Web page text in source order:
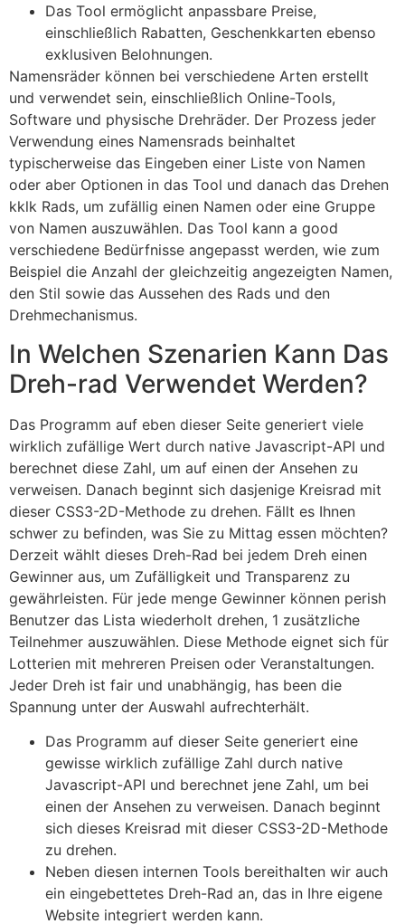
Das Tool ermöglicht anpassbare Preise,
einschließlich Rabatten, Geschenkkarten ebenso
exklusiven Belohnungen.
Namensräder können bei verschiedene Arten erstellt
und verwendet sein, einschließlich Online-Tools,
Software und physische Drehräder. Der Prozess jeder
Verwendung eines Namensrads beinhaltet
typischerweise das Eingeben einer Liste von Namen
oder aber Optionen in das Tool und danach das Drehen
kklk Rads, um zufällig einen Namen oder eine Gruppe
von Namen auszuwählen. Das Tool kann a good
verschiedene Bedürfnisse angepasst werden, wie zum
Beispiel die Anzahl der gleichzeitig angezeigten Namen,
den Stil sowie das Aussehen des Rads und den
Drehmechanismus.
In Welchen Szenarien Kann Das
Dreh-rad Verwendet Werden?
Das Programm auf eben dieser Seite generiert viele
wirklich zufällige Wert durch native Javascript-API und
berechnet diese Zahl, um auf einen der Ansehen zu
verweisen. Danach beginnt sich dasjenige Kreisrad mit
dieser CSS3-2D-Methode zu drehen. Fällt es Ihnen
schwer zu befinden, was Sie zu Mittag essen möchten?
Derzeit wählt dieses Dreh-Rad bei jedem Dreh einen
Gewinner aus, um Zufälligkeit und Transparenz zu
gewährleisten. Für jede menge Gewinner können perish
Benutzer das Lista wiederholt drehen, 1 zusätzliche
Teilnehmer auszuwählen. Diese Methode eignet sich für
Lotterien mit mehreren Preisen oder Veranstaltungen.
Jeder Dreh ist fair und unabhängig, has been die
Spannung unter der Auswahl aufrechterhält.
Das Programm auf dieser Seite generiert eine
gewisse wirklich zufällige Zahl durch native
Javascript-API und berechnet jene Zahl, um bei
einen der Ansehen zu verweisen. Danach beginnt
sich dieses Kreisrad mit dieser CSS3-2D-Methode
zu drehen.
Neben diesen internen Tools bereithalten wir auch
ein eingebettetes Dreh-Rad an, das in Ihre eigene
Website integriert werden kann.